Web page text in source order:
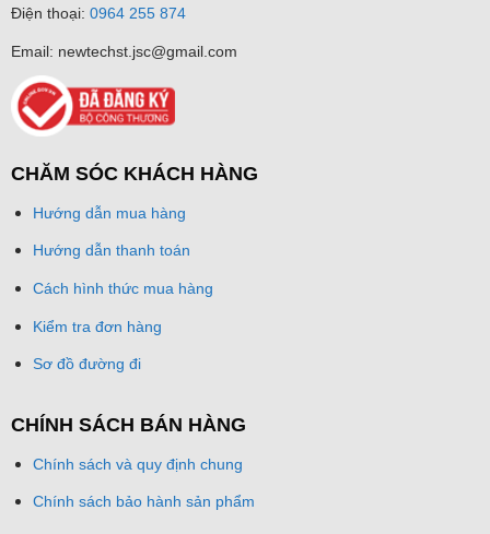
Điện thoại: 0964 255 874
Email: newtechst.jsc@gmail.com
CHĂM SÓC KHÁCH HÀNG
Hướng dẫn mua hàng
Hướng dẫn thanh toán
Cách hình thức mua hàng
Kiểm tra đơn hàng
Sơ đồ đường đi
CHÍNH SÁCH BÁN HÀNG
Chính sách và quy định chung
Chính sách bảo hành sản phẩm